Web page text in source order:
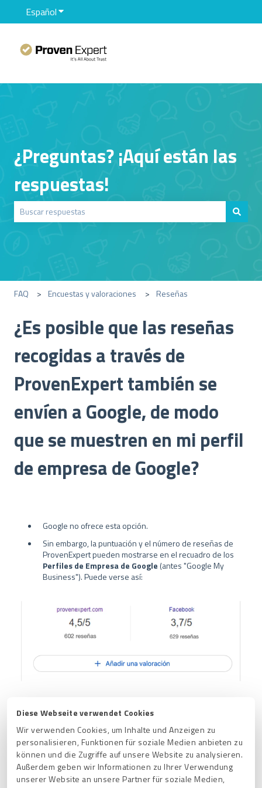
Diese Webseite verwendet Cookies
Wir verwenden Cookies, um Inhalte und Anzeigen zu
personalisieren, Funktionen für soziale Medien anbieten zu
können und die Zugriffe auf unsere Website zu analysieren.
Außerdem geben wir Informationen zu Ihrer Verwendung
unserer Website an unsere Partner für soziale Medien,
EspañolTraducciones de Mostrar submenú de
¿Preguntas? ¡Aquí están las
respuestas!
FAQ Encuestas y valoraciones Reseñas
¿Es posible que las reseñas
recogidas a través de
ProvenExpert también se
envíen a Google, de modo
que se muestren en mi perfil
de empresa de Google?
Google no ofrece esta opción.
Sin embargo, la puntuación y el número de reseñas de
ProvenExpert pueden mostrarse en el recuadro de los
Perfiles de Empresa de Google (antes "Google My
Business"). Puede verse así:
Artículos relacionados